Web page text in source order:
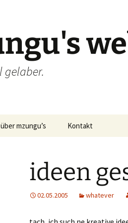
über mzungu’s Kontakt
ideen
02.05.2005 whatever